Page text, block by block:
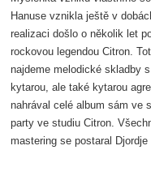
Hanuse vznikla ještě v
realizaci došlo o několik let
rockovou legendou Citron.
najdeme melodické skladby
kytarou, ale také kytarou
nahrával celé album sám ve
party ve studiu Citron.
mastering se postaral Djordje